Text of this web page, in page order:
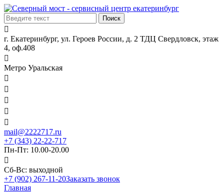

г. Екатеринбург, ул. Героев России, д. 2 ТДЦ Свердловск, этаж
4, оф.408

Метро Уральская





mail@2222717.ru
+7 (343) 22-22-717
Пн-Пт: 10.00-20.00

Сб-Вс: выходной
+7 (902) 267-11-20Заказать звонок
Главная